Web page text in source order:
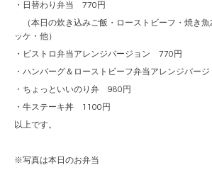
・日替わり弁当 770円
（本日の炊き込みご飯・ローストビーフ・焼き魚
ッケ・他）
・ビストロ弁当アレンジバージョン 770円
・ハンバーグ＆ローストビーフ弁当アレンジバー
・ちょっといいのり弁 980円
・牛ステーキ丼 1100円
以上です。
※写真は本日のお弁当